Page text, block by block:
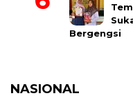
Bergengsi
NASIONAL